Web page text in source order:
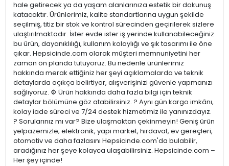
hale getirecek ya da yaşam alanlarınıza estetik bir dokunuş
katacaktır. Ürünlerimiz, kalite standartlarına uygun şekilde
seçilmiş, titiz bir stok ve kontrol sürecinden geçirilerek sizlere
ulaştırılmaktadır. İster evde ister iş yerinde kullanabileceğiniz
bu ürün, dayanıklılığı, kullanım kolaylığı ve şık tasarımı ile öne
çıkar. Hepsicinde.com olarak müşteri memnuniyetini her
zaman ön planda tutuyoruz. Bu nedenle ürünlerimiz
hakkında merak ettiğiniz her şeyi açıklamalarda ve teknik
detaylarda açıkça belirtiyor, alışverişinizi güvenle yapmanızı
sağlıyoruz. ⚙️ Ürün hakkında daha fazla bilgi için teknik
detaylar bölümüne göz atabilirsiniz. ? Aynı gün kargo imkânı,
kolay iade süreci ve 7/24 destek hizmetimiz ile yanınızdayız.
? Sorularınız mı var? Bize ulaşmaktan çekinmeyin! Geniş ürün
yelpazemizle; elektronik, yapı market, hırdavat, ev gereçleri,
otomotiv ve daha fazlasını Hepsicinde.com'da bulabilir,
aradığınız her şeye kolayca ulaşabilirsiniz. Hepsicinde.com –
Her şey içinde!